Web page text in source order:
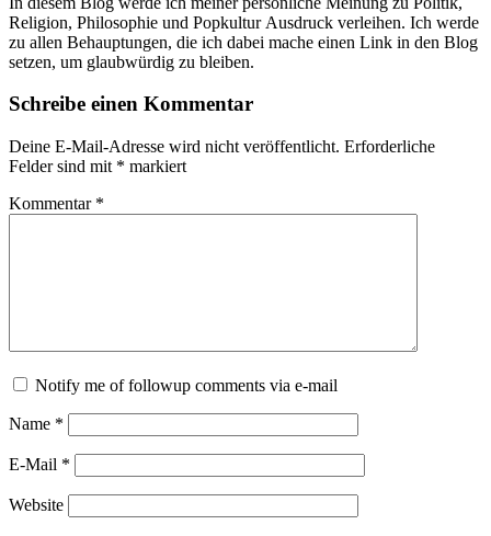
Religion, Philosophie und Popkultur Ausdruck verleihen. Ich werde
zu allen Behauptungen, die ich dabei mache einen Link in den Blog
setzen, um glaubwürdig zu bleiben.
Schreibe einen Kommentar
Deine E-Mail-Adresse wird nicht veröffentlicht. Erforderliche
Felder sind mit * markiert
Kommentar *
Notify me of followup comments via e-mail
Name *
E-Mail *
Website